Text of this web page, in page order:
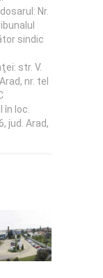
Nr.
sindic
str. V.
nr. tel
în loc.
jud. Arad,